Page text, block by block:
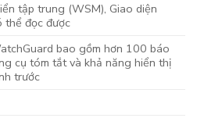
tập trung (WSM), Giao diện
thể đọc được
bao gồm hơn 100 báo
cụ tóm tắt và khả năng hiển thị
trước